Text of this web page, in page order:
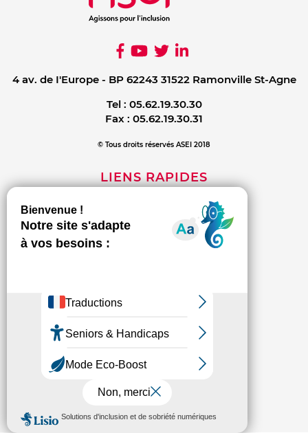
4 av. de I'Europe - BP 62243 31522 Ramonville St-Agne
Tel : 05.62.19.30.30
Fax : 05.62.19.30.31
© Tous droits réservés ASEI 2018
LIENS RAPIDES
Politique de confidentialité
L'association
Les établissements et services
Espace presse
Connexion